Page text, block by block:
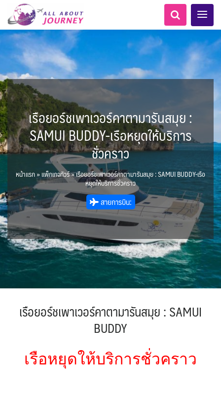
เอเชียกลาง 6 LKA ศรีลังกา 0
AFG อัฟกานิสถาน
LKA ศรีลังกา + BGD บังคลา
ศ
0
BTN ภูฏาน 2
KHM กัมพูชา 0 จีน 282
HKG ฮ่องกง - มาเก๊า IND อินเดีย
IDN อินโดนีเซีย IRN อิหร่าน
IRQ อิรัก ISR อิสราเอล 0
JPN ญี่ปุ่น 71 JOR จอร์แดน 4
KAZ คาซัคสถาน 19 KORS เกาหลีใต้ 2
KGZ คีร์กีซสถาน LAO ลาว 0
LBN เลบานอน 0 MYS มาเลเซีย 0
MDV มัลดีฟส์ MNG มองโกเลีย
MMR เมียนมาร์ NPL เนปาล
PHL ฟิลิปปินส์ SAU ซาอุดิอาระเบีย
SGP สิงคโปร์
แอลเบเนีย - Albania 0 Balkan บอลข่าน 1
สวิตเซอร์แลนด์ เยอรมนี
ฝรั่งเศส
1
MNE มอนเตเนโกร 1
Baltic บอลติก 4 ยุโรปตะวันออก 12
ยุโรปราคาถูก
ออสเตรีย - Austria 3 AZE อาเซอร์ไบจาน
BIH บอสเนีย & เฮอร์เซโกวีนา
1
BLR เบลารุส 0
BEL เบลเยี่ยม 0
HRV โครเอเชีย 3 CYP ไซปรัส 0
CZE เช็ก 0
DNK เดนมาร์ก FIN ฟินแลนด์ 3
GEO จอร์เจีย 10
ISL ไอซ์แลนด์ 4 ITA อิตาลี 9
อเมริกาใต้ 8 อเมริกากลาง 1
ARG อาร์เจนตินา 3
CAN แคนาดา 3 CUB คิวบา 0
ECU เอกวาดอร์ 0 PER เปรู 2
USA สหรัฐอเมริกา 6 บราซิล เปรู
เม็กซิโก คิวบา อเมริกา แคนาดา 1
ทัวร์ ล่องเรือสำราญยุโรป 5 ทัวร์ ล่องเรือสำราญอลาสก้า
1
ทัวร์ ล่องเรือสำราญอเมริกา
1
ทัวร์ ล่องเรือสำราญเอเชีย 0
ทัวร์ ล่องเรือสำราญประเท
ศอื่นๆ
5
ไมโครนีเซีย - Micronesia 1 ขั้วโลกใต้ 2
ขั้วโลกเหนือ 3 นิวซีแลนด์ - New Zealand
11
เกาะโบราโบร่า - Bora Bora
แอฟริกาใต้ - South Africa
โมร็อคโค - Morocco 6 แทนซาเนีย - Tanzania
เคนย่า - Kenya 2 นามิเบีย - Namibia 1
แอลจีเรีย - Algeria 0
ออสเตรเลีย - Australia 18 ทัวร์ อันซีน ประเทศแปลก 32
ลิเบีย - Libya บราซิล - Brazil 0
เอธิโอเปีย - Ethiopia อียิปต์ - Egypt 10
ล่องเรือดินเนอร์ วันวาเลนไทน์
22
ล่องเรือดินเนอร์วันลอยกระทง
18
ล่องเรือดินเนอร์วันปีใหม่ 19
ล่องเรือดินเนอร์แม่น้ำ
าพระยา
ล่องเรือโปรแกรมอยุธยา 9
ล่องเรือ รอบ Sunset 14
ล่องเรือเหมาลำ / เหมาชั้น /
อยอร์ช / Speed Boat ส่วนตัวทั่ว
เรือยอร์ช / Speed Boat ฯลฯ
บ Join ทั่วประเทศ
72
ตั๋วสวนสนุก 0 บุฟเฟต์โรงแรม/ร้านอาหาร
บุฟเฟต์ใบหยก 7 ไทยบัสฟู้ดทัวร์
ตั๋วเรือ Hop-on Hop-off 0
โปรแกรมทัวร์ทั่วไทย 0 แต่งชุดไทยถ่ายรูปวัดอรุณฯ
1
พิเศษ! ล่องเรือเทศกาลชมพลุ
ยา
1
ห้องพักราคาพิเศษ 3
ข่าวที่น่าสนใจ
ความรู้ทั่วไป
สถานที่ท่องเที่ยว
เรือยอร์ชเพาเวอร์คาตามารันสมุย :
SAMUI BUDDY-เรือหยุดให้บริการ
ชั่วคราว
หน้าแรก»แพ็กเกจทัวร์»เรือยอร์ชเพาเวอร์คาตามารันสมุย : SAMUI BUDDY-เรือ
หยุดให้บริการชั่วคราว
สายการบิน:
เรือยอร์ชเพาเวอร์คาตามารันสมุย : SAMUI
BUDDY
เรือหยุดให้บริการชั่วคราว